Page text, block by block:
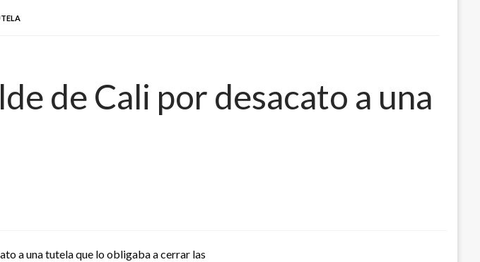
de Cali por desacato a una
a una tutela que lo obligaba a cerrar las